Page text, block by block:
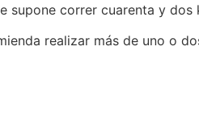
supone correr cuarenta y
realizar más de uno o